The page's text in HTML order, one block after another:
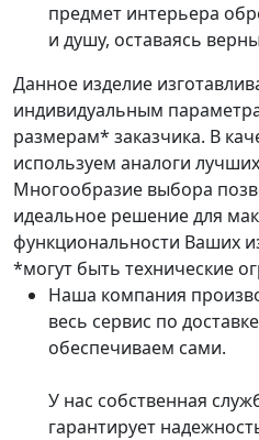
предмет интерьера
и душу, оставаясь
Данное изделие
индивидуальным
размерам* заказчика. В
используем аналоги
Многообразие выбора
идеальное решение для
функциональности Ваших
*могут быть технические
Наша компания
весь сервис по
обеспечиваем сами.
У нас собственная
гарантирует